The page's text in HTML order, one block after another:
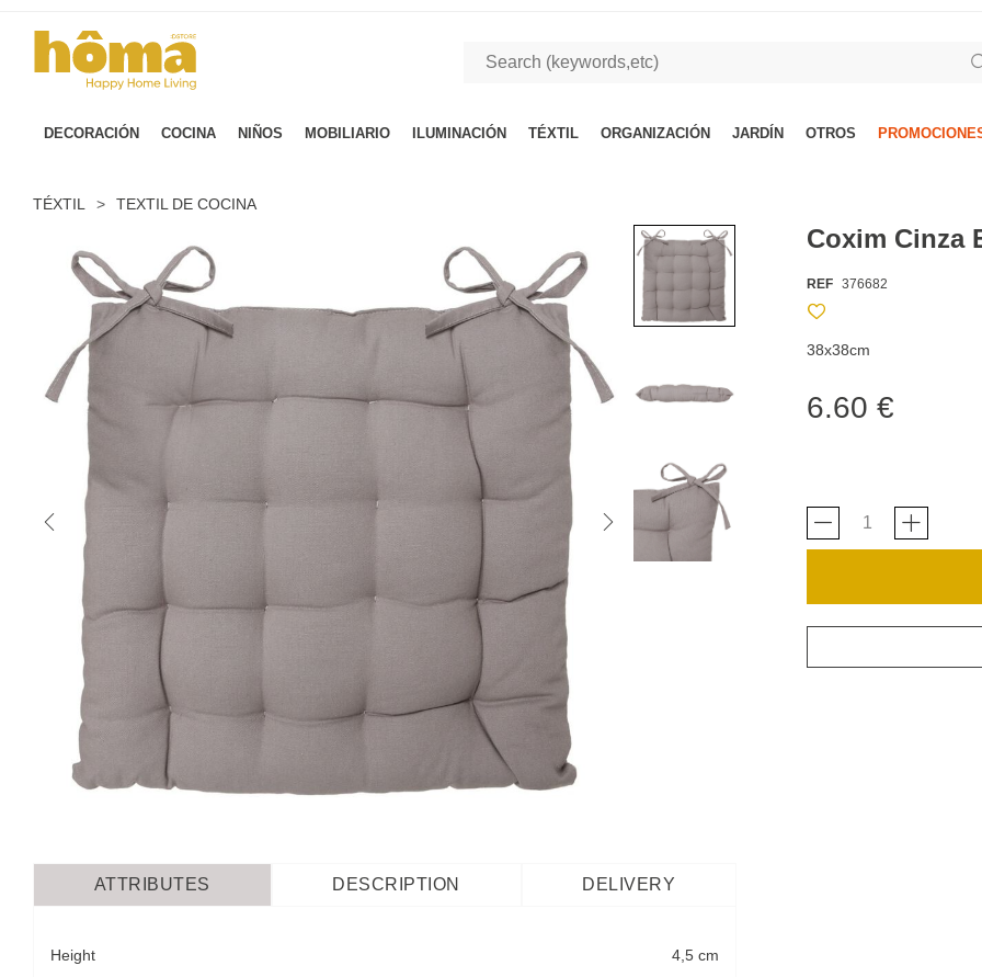
DECORACIÓN COCINA NIÑOS MOBILIARIO ILUMINACIÓN TÉXTIL ORGANIZACIÓN JARDÍN OTROS
TÉXTIL > TEXTIL DE COCINA
Coxim Cinza
REF 376682
38x38cm
6.60 €
ATTRIBUTES DESCRIPTION DELIVERY
Height 4,5 cm